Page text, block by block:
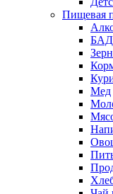
Пищевая
БАД
Мед